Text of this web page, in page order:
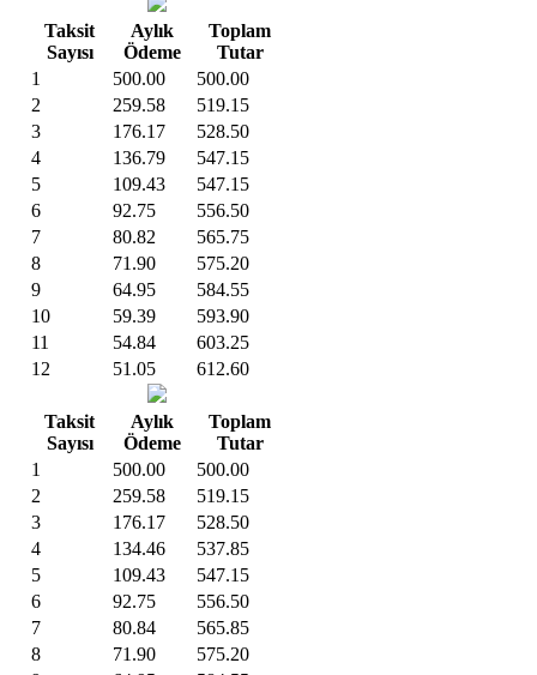
Taksit
Sayısı
Aylık
Ödeme
Toplam
Tutar
1
500.00
500.00
2
259.58
519.15
3
176.17
528.50
4
136.79
547.15
5
109.43
547.15
6
92.75
556.50
7
80.82
565.75
8
71.90
575.20
9
64.95
584.55
10
59.39
593.90
11
54.84
603.25
12
51.05 612.60
Taksit
Sayısı
Aylık
Ödeme
Toplam
Tutar
1
500.00
500.00
2
259.58
519.15
3
176.17
528.50
4
134.46
537.85
5
109.43
547.15
6
92.75
556.50
7
80.84
565.85
8
71.90
575.20